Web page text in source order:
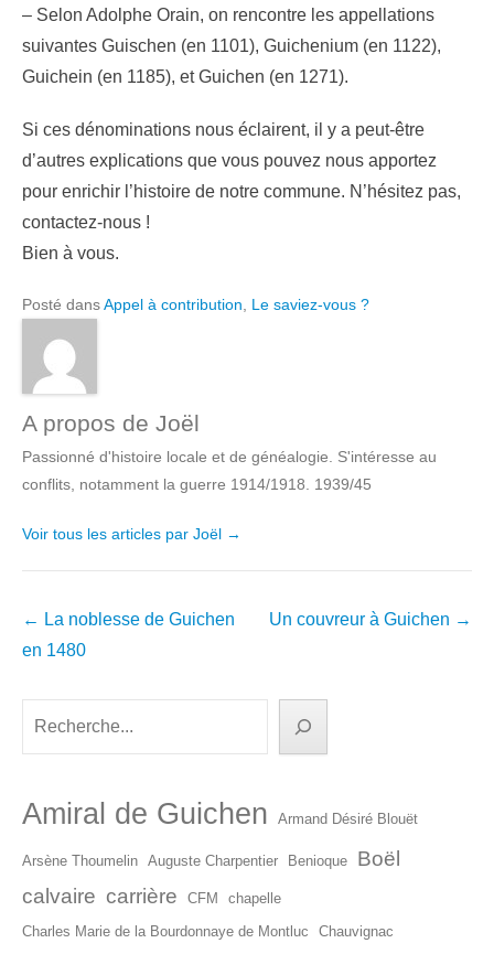
– Selon Adolphe Orain, on rencontre les appellations
suivantes Guischen (en 1101), Guichenium (en 1122),
Guichein (en 1185), et Guichen (en 1271).
Si ces dénominations nous éclairent, il y a peut-être
d’autres explications que vous pouvez nous apportez
pour enrichir l’histoire de notre commune. N’hésitez pas,
contactez-nous !
Bien à vous.
Posté dansAppel à contribution Le saviez-vous ?
A propos de Joël
Passionné d'histoire locale et de généalogie. S'intéresse au
conflits, notamment la guerre 1914/1918. 1939/45
Voir tous les articles par Joël →
Navigation
dans
← La noblesse de Guichen
en 1480
Un couvreur à Guichen →
Amiral de Guichen Armand Désiré Blouët
Arsène Thoumelin Auguste Charpentier Benioque
Boël
calvaire carrière CFM
chapelle
Charles Marie de la Bourdonnaye de Montluc
Chauvignac